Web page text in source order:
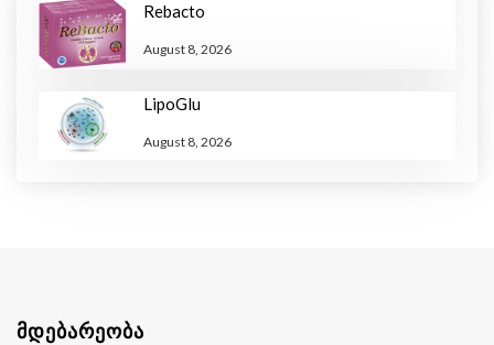
Rebacto
August 8, 2026
LipoGlu
August 8, 2026
ᲛᲓᲔᲑᲐᲠᲔᲝᲑᲐ